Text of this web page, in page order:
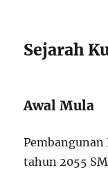
Sejarah
Awal Mula
tahun 2055